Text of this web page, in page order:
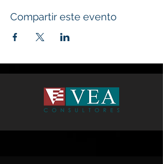
Compartir este evento